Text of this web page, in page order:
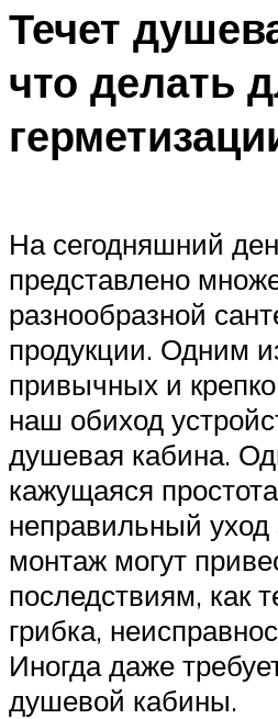
Течет
что делать
На сегодняшний
представлено
разнообразной
продукции. Одним
привычных и
наш обиход
душевая кабина.
кажущаяся
неправильный
монтаж могут
последствиям, как
грибка,
Иногда даже
душевой кабины.